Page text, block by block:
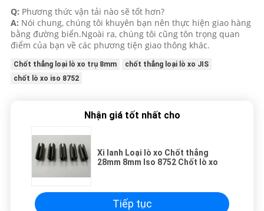
Q: Phương thức vận tải nào sẽ tốt hơn?
A: Nói chung, chúng tôi khuyên bạn nên thực hiện giao hàng
bằng đường biển.Ngoài ra, chúng tôi cũng tôn trọng quan
điểm của bạn về các phương tiện giao thông khác.
Chốt thẳng loại lò xo trụ 8mm
chốt thẳng loại lò xo JIS
chốt lò xo iso 8752
Nhận giá tốt nhất cho
Xi lanh Loại lò xo Chốt thẳng
28mm 8mm Iso 8752 Chốt lò xo
Tiếp tục